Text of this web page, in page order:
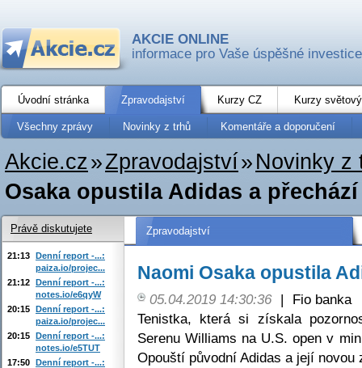
AKCIE ONLINE
informace pro Vaše úspěšné investice
Úvodní stránka Zpravodajství Kurzy CZ Kurzy
Všechny zprávy Novinky z trhů Komentáře a doporučení
Akcie.cz»Zpravodajství» Novinky z
Osaka opustila Adidas a
Zpravodajství
Naomi Osaka opustila
05.04.2019 14:30:36 |
Fio banka
Tenistka, která si získala
Serenu Williams na U.S. open v
Opouští původní Adidas a její novou
Právě diskutujete
21:13 Denní report -...:
paiza.io/projec...
21:12 Denní report -...:
notes.io/e6qyW
20:15 Denní report -...:
paiza.io/projec...
20:15 Denní report -...:
notes.io/e5TUT
17:50 Denní report -...: